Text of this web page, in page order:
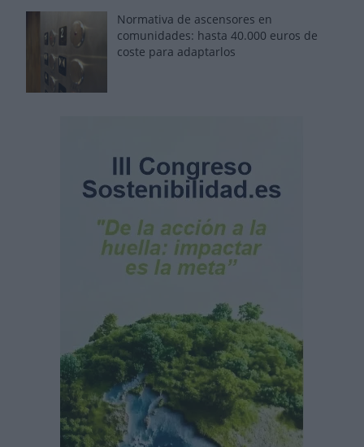
Normativa de ascensores en
comunidades: hasta 40.000 euros de
coste para adaptarlos